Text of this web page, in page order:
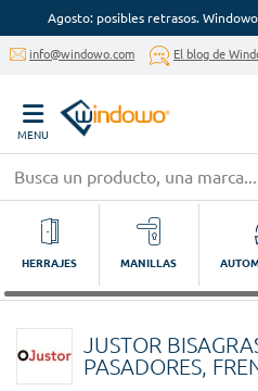
Agosto: posibles retrasos.
info@windowo.com El blog de
MENU
HERRAJES MANILLAS
JUSTOR
PASADORES,